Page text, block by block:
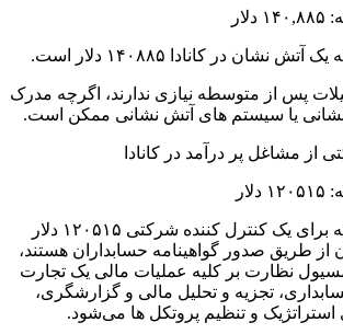
در کانادا ۱۴۰۸۸۵ دلار است.
پس از متوسطه نیازی ندارند، اگرچه مدرک
نشانی یا سیستم های آتش نشانی ممکن است.
متوسط ​​حقوق سالانه برای یک کنترل کننده شرکتی ۱۲۰۵۱۵ دلار
از طریق صدور گواهینامه حسابداران هستند،
مسیول نظارت بر کلیه عملیات مالی یک تجارت
تجزیه و تحلیل مالی و گزارشگری،
استراتژیک و تنظیم پروتکل ها می‌شود.